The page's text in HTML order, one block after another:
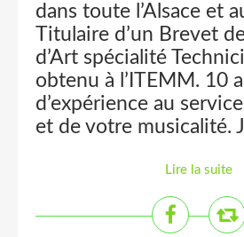
dans toute l’Alsace et
Titulaire d’un Brevet
d’Art spécialité
obtenu à l’ITEMM. 10
d’expérience au
et de votre musicalité.
Lire la suite